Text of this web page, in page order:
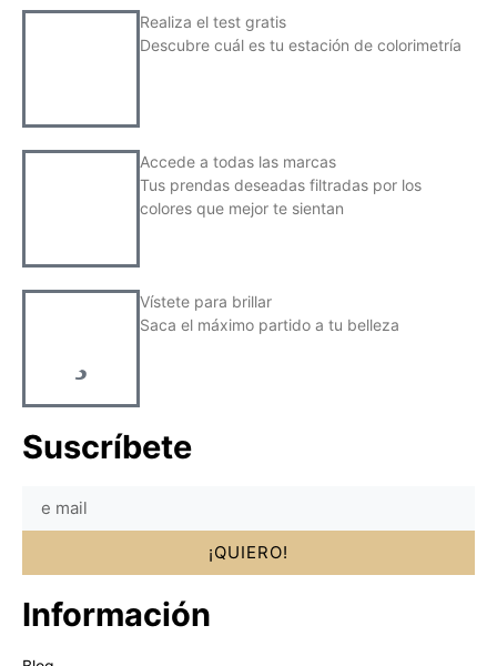
Realiza el test gratis
Descubre cuál es tu estación de colorimetría
Accede a todas las marcas
Tus prendas deseadas filtradas por los
colores que mejor te sientan
Vístete para brillar
Saca el máximo partido a tu belleza
Suscríbete
¡QUIERO!
Información